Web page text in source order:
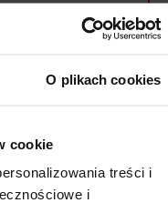
O plikach cookies
cookie
treści i
i
31
7 8 9